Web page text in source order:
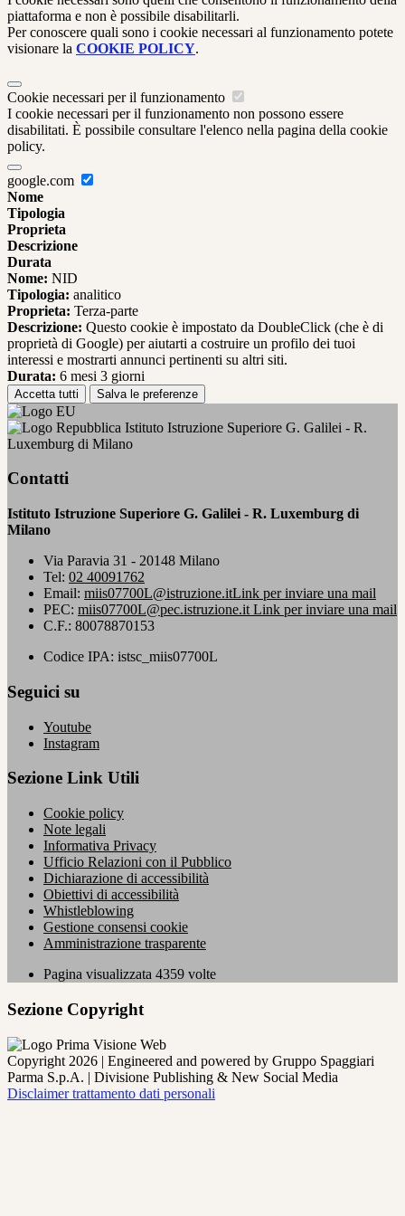
piattaforma e non è possibile disabilitarli.
Per conoscere quali sono i cookie necessari al funzionamento potete
visionare la COOKIE POLICY.
Cookie necessari per il funzionamento
I cookie necessari per il funzionamento non possono essere
disabilitati. È possibile consultare l'elenco nella pagina della cookie
policy.
google.com
Nome
Tipologia
Proprieta
Descrizione
Durata
Nome: NID
Tipologia: analitico
Proprieta: Terza-parte
Descrizione: Questo cookie è impostato da DoubleClick (che è di
proprietà di Google) per aiutarti a costruire un profilo dei tuoi
interessi e mostrarti annunci pertinenti su altri siti.
Durata: 6 mesi 3 giorni
Accetta tutti Salva le preferenze
Istituto Istruzione Superiore G. Galilei - R.
Luxemburg di Milano
Contatti
Istituto Istruzione Superiore G. Galilei - R. Luxemburg di
Milano
Via Paravia 31 - 20148 Milano
Tel: 02 40091762
Email: miis07700L@istruzione.itLink per inviare una mail
PEC: miis07700L@pec.istruzione.it Link per inviare una mail
C.F.: 80078870153
Codice IPA: istsc_miis07700L
Seguici su
Youtube
Instagram
Sezione Link Utili
Cookie policy
Note legali
Informativa Privacy
Ufficio Relazioni con il Pubblico
Dichiarazione di accessibilità
Obiettivi di accessibilità
Whistleblowing
Gestione consensi cookie
Amministrazione trasparente
Pagina visualizzata 4359 volte
Sezione Copyright
Copyright 2026 | Engineered and powered by Gruppo Spaggiari
Parma S.p.A. | Divisione Publishing & New Social Media
Disclaimer trattamento dati personali